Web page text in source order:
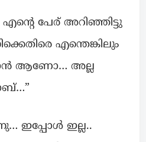
പേര് അറിഞ്ഞിട്ടു
എന്തെങ്കിലും
ആണോ… അല്ല
ഇപ്പോൾ ഇല്ല..